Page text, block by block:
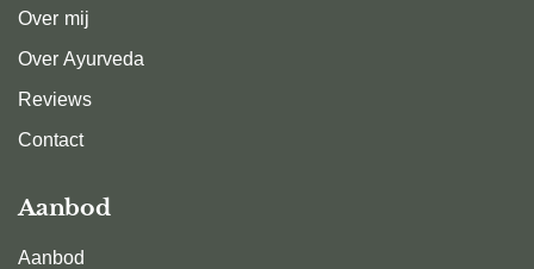
Over mij
Over Ayurveda
Reviews
Contact
Aanbod
Aanbod